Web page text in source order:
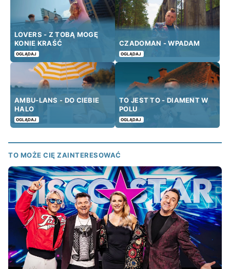
LOVERS - Z TOBĄ MOGĘ
KONIE KRAŚĆ
OGLĄDAJ
CZADOMAN - WPADAM
OGLĄDAJ
AMBU-LANS - DO CIEBIE
HALO
OGLĄDAJ
TO JEST TO - DIAMENT W
POLU
OGLĄDAJ
TO MOŻE CIĘ ZAINTERESOWAĆ